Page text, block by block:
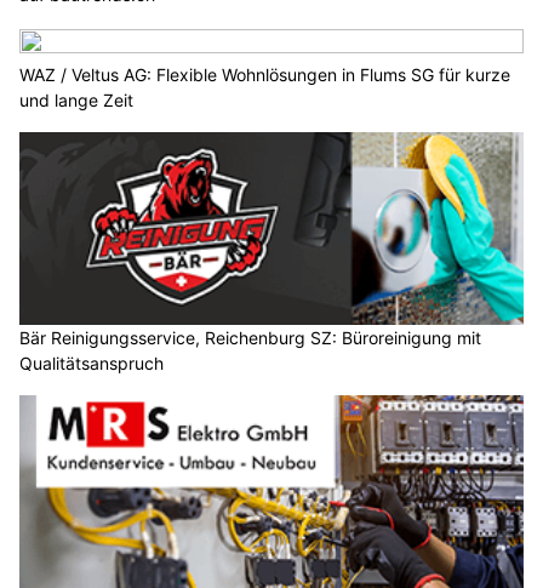
WAZ / Veltus AG: Flexible Wohnlösungen in Flums SG für kurze
und lange Zeit
Bär Reinigungsservice, Reichenburg SZ: Büroreinigung mit
Qualitätsanspruch